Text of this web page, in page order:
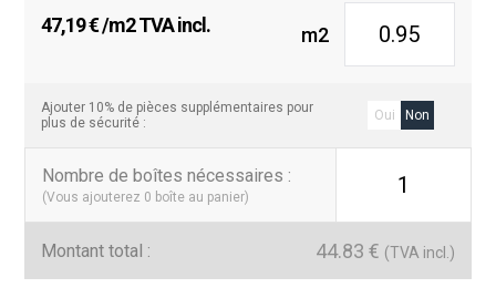
47,19€/m2 TVA incl. m2
Ajouter 10% de pièces supplémentaires pour
plus de sécurité :
Oui Non
Nombre de boîtes nécessaires :
(Vous ajouterez 0 boîte au panier) 1
Montant total : 44.83 € (TVA incl.)